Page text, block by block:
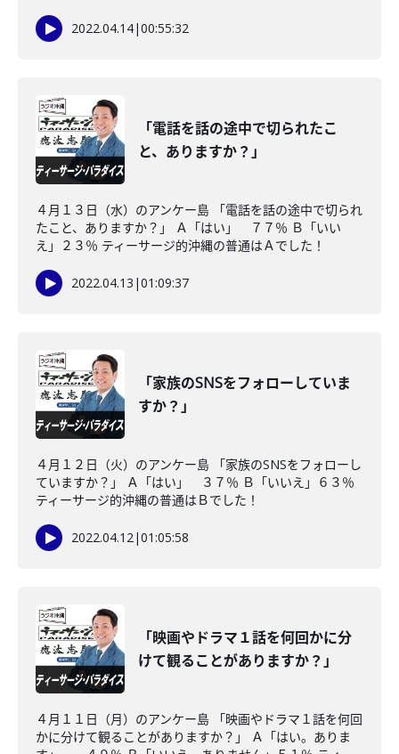
2022.04.14|00:55:32
「電話を話の途中で切られたこ
と、ありますか？」
４月１３日（水）のアンケー島 「電話を話の途中で切られ
たこと、ありますか？」 Ａ「はい」 ７７％ Ｂ「いい
え」２３％ ティーサージ的沖縄の普通はＡでした！
2022.04.13 |01:09:37
「家族のSNSをフォローしていま
すか？」
４月１２日（火）のアンケー島 「家族のSNSをフォローし
ていますか？」 Ａ「はい」 ３７％ Ｂ「いいえ」６３％
ティーサージ的沖縄の普通はＢでした！
2022.04.12|01:05:58
「映画やドラマ１話を何回かに分
けて観ることがありますか？」
４月１１日（月）のアンケー島 「映画やドラマ１話を何回
かに分けて観ることがありますか？」 Ａ「はい。ありま